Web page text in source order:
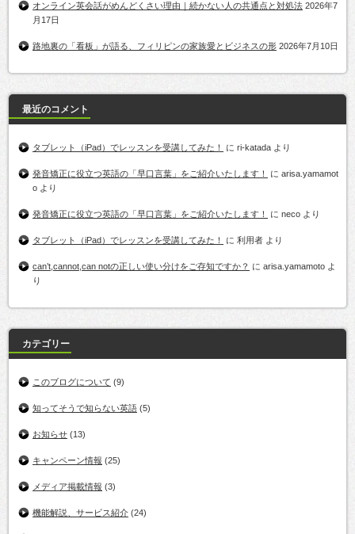
オンライン英会話がめんどくさい理由｜続かない人の共通点と対処法 2026年7
月17日
路地裏の「看板」が語る、フィリピンの家族愛とビジネスの形 2026年7月10日
最近のコメント
タブレット（iPad）でレッスンを受講してみた！ に ri-katada より
発音矯正に役立つ英語の「早口言葉」をご紹介いたします！ に arisa.yamamot
o より
発音矯正に役立つ英語の「早口言葉」をご紹介いたします！ に neco より
タブレット（iPad）でレッスンを受講してみた！ に 利用者 より
can’t,cannot,can notの正しい使い分けをご存知ですか？ に arisa.yamamoto よ
り
カテゴリー
このブログについて (9)
知ってそうで知らない英語 (5)
お知らせ (13)
キャンペーン情報 (25)
メディア掲載情報 (3)
機能解説、サービス紹介 (24)